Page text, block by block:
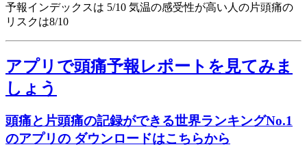
予報インデックスは 5/10 気温の感受性が高い人の片頭痛の
リスクは8/10
アプリで頭痛予報レポートを見てみま
しょう
頭痛と片頭痛の記録ができる世界ランキングNo.1
のアプリの ダウンロードはこちらから